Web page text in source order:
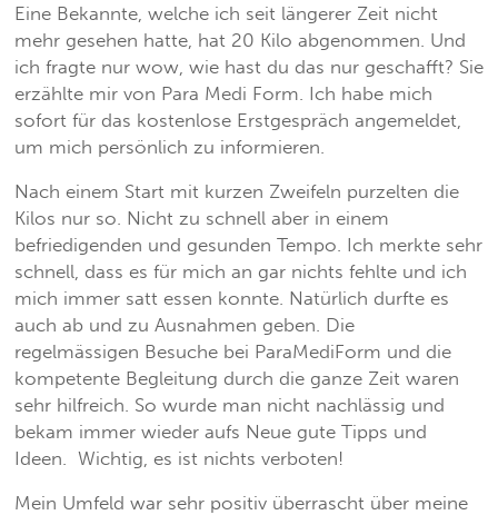
Eine Bekannte, welche ich seit längerer Zeit nicht
mehr gesehen hatte, hat 20 Kilo abgenommen. Und
ich fragte nur wow, wie hast du das nur geschafft? Sie
erzählte mir von Para Medi Form. Ich habe mich
sofort für das kostenlose Erstgespräch angemeldet,
um mich persönlich zu informieren.
Nach einem Start mit kurzen Zweifeln purzelten die
Kilos nur so. Nicht zu schnell aber in einem
befriedigenden und gesunden Tempo. Ich merkte sehr
schnell, dass es für mich an gar nichts fehlte und ich
mich immer satt essen konnte. Natürlich durfte es
auch ab und zu Ausnahmen geben. Die
regelmässigen Besuche bei ParaMediForm und die
kompetente Begleitung durch die ganze Zeit waren
sehr hilfreich. So wurde man nicht nachlässig und
bekam immer wieder aufs Neue gute Tipps und
Ideen. Wichtig, es ist nichts verboten!
Mein Umfeld war sehr positiv überrascht über meine